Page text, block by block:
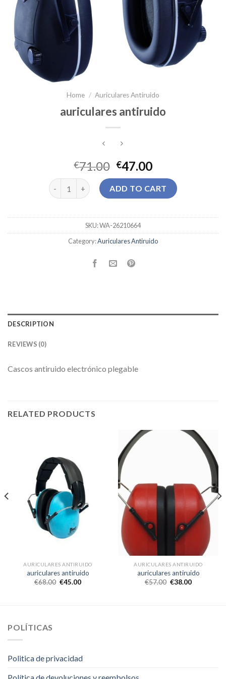
Home / Auriculares Antiruido
auriculares antiruido
€71.00 €47.00
auriculares antiruido quantity
ADD TO CART
SKU:WA-26210664
Category:Auriculares Antiruido
DESCRIPTION
REVIEWS (0)
Cascos antiruido electrónico plegable
RELATED PRODUCTS
AURICULARES ANTIRUIDO
auriculares antiruido
€68.00 €45.00
AURICULARES ANTIRUIDO
auriculares antiruido
€57.00 €38.00
POLÍTICAS
Politica de privacidad
Política de devoluciones y reembolsos